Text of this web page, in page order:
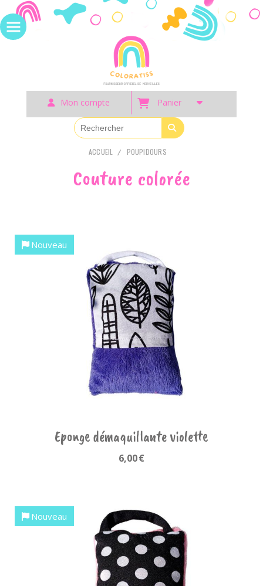
Mon compte Panier
ACCUEIL POUPIDOURS
Couture colorée
Nouveau
Eponge démaquillante violette
6,00€
Nouveau
Panneau de gestion des cookies